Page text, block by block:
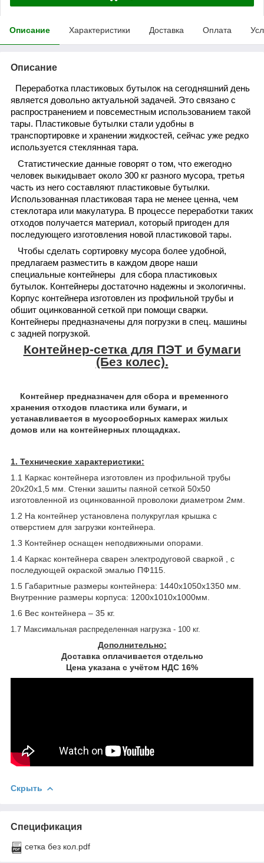
Описание Характеристики Доставка Оплата
Описание
Переработка пластиковых бутылок на сегодняшний день
является довольно актуальной задачей. Это связано с
распространением и повсеместным использованием такой
тары. Пластиковые бутылки стали удобны в
транспортировке и хранении жидкостей, сейчас уже редко
используется стеклянная тара.
Статистические данные говорят о том, что ежегодно
человек выкидывает около 300 кг разного мусора, третья
часть из него составляют пластиковые бутылки.
Использованная пластиковая тара не менее ценна, чем
стеклотара или макулатура. В процессе переработки таких
отходов получается материал, который пригоден для
последующего изготовления новой пластиковой тары.
Чтобы сделать сортировку мусора более удобной,
предлагаем разместить в каждом дворе наши
специальные контейнеры для сбора пластиковых
бутылок. Контейнеры достаточно надежны и экологичны.
Корпус контейнера изготовлен из профильной трубы и
обшит оцинкованной сеткой при помощи сварки.
Контейнеры предназначены для погрузки в спец. машины
с задней погрузкой.
Контейнер-сетка для ПЭТ и бумаги
(Без колес).
Контейнер предназначен для сбора и временного
хранения отходов пластика или бумаги, и
устанавливается в мусоросборных камерах жилых
домов или на контейнерных площадках.
1. Технические характеристики:
1.1 Каркас контейнера изготовлен из профильной трубы
20х20х1,5 мм. Стенки зашиты паяной сеткой 50х50
изготовленной из оцинкованной проволоки диаметром 2мм.
1.2 На контейнер установлена полукруглая крышка с
отверстием для загрузки контейнера.
1.3 Контейнер оснащен неподвижными опорами.
1.4 Каркас контейнера сварен электродуговой сваркой , с
последующей окраской эмалью ПФ115.
1.5 Габаритные размеры контейнера: 1440х1050х1350 мм.
Внутренние размеры корпуса: 1200х1010х1000мм.
1.6 Вес контейнера – 35 кг.
1.7 Максимальная распределенная нагрузка - 100 кг.
Дополнительно:
Доставка оплачивается отдельно
Цена указана с учётом НДС 16%
Скрыть
Спецификация
сетка без кол.pdf